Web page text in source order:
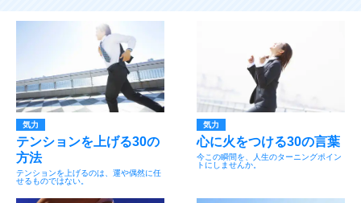
気力
テンションを上げる30の
方法
テンションを上げるのは、運や偶然に任
せるものではない。
気力
心に火をつける30の言葉
今この瞬間を、人生のターニングポイン
トにしませんか。